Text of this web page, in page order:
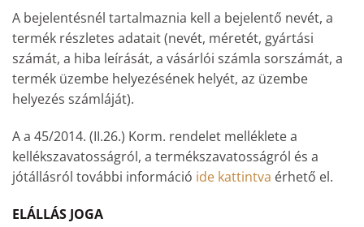
A bejelentésnél tartalmaznia kell a bejelentő nevét, a
termék részletes adatait (nevét, méretét, gyártási
számát, a hiba leírását, a vásárlói számla sorszámát, a
termék üzembe helyezésének helyét, az üzembe
helyezés számláját).
A a 45/2014. (II.26.) Korm. rendelet melléklete a
kellékszavatosságról, a termékszavatosságról és a
jótállásról további információ ide kattintva érhető el.
ELÁLLÁS JOGA